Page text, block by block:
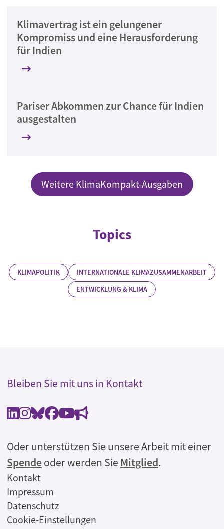
Klimavertrag ist ein gelungener
Kompromiss und eine Herausforderung
für Indien
Pariser Abkommen zur Chance für Indien
ausgestalten
Weitere KlimaKompakt-Ausgaben
Topics
KLIMAPOLITIK
INTERNATIONALE KLIMAZUSAMMENARBEIT
ENTWICKLUNG & KLIMA
Bleiben Sie mit uns in Kontakt
Oder unterstützen Sie unsere Arbeit mit einer
Spendeoder werden Sie Mitglied.
Rechtliches
Kontakt
Impressum
Datenschutz
Cookie-Einstellungen